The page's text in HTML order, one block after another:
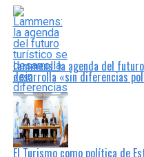
del verano argentino para
mar.
Según lo analizado en
matriculados, el Colegio
orientativos de los
variaciones que podrán
ubicación y zona que
inmuebles ubicados en
Para la primera
departamentos de 1
precios comienzan en $
ambientes, para 3/4
departamentos de 3
desde $50.000; y chalets
Lammens: la agenda del
desarrolla «sin diferencias
El Turismo como política de